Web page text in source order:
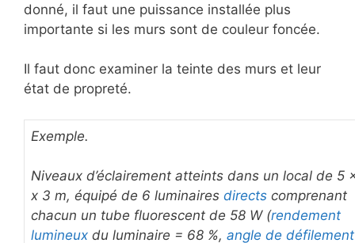
donné, il faut une puissance installée plus
importante si les murs sont de couleur foncée.
Il faut donc examiner la teinte des murs et leur
état de propreté.
Exemple.
Niveaux d’éclairement atteints dans un local de 5
x 3 m, équipé de 6 luminaires directs comprenant
chacun un tube fluorescent de 58 W (rendement
lumineux du luminaire = 68 %, angle de